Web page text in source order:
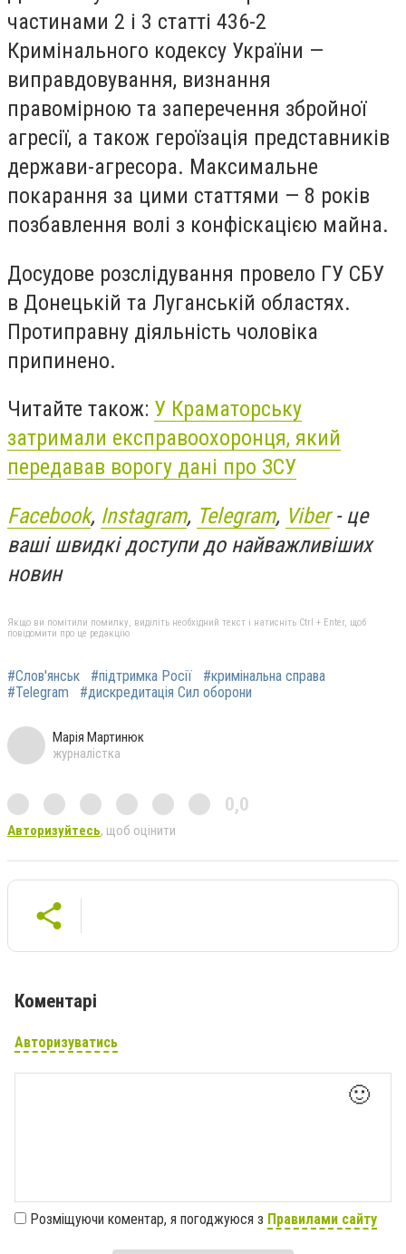
частинами 2 і 3 статті 436-2
Кримінального кодексу України —
виправдовування, визнання
правомірною та заперечення збройної
агресії, а також героїзація представників
держави-агресора. Максимальне
покарання за цими статтями — 8 років
позбавлення волі з конфіскацією майна.
Досудове розслідування провело ГУ СБУ
в Донецькій та Луганській областях.
Протиправну діяльність чоловіка
припинено.
Читайте також: У Краматорську
затримали експравоохоронця, який
передавав ворогу дані про ЗСУ
Facebook, Instagram, Telegram, Viber- це
ваші швидкі доступи до найважливіших
новин
Якщо ви помітили помилку, виділіть необхідний текст і натисніть Ctrl + Enter, щоб
повідомити про це редакцію
#Слов'янськ #підтримка Росії
#кримінальна справа
#Telegram
#дискредитація Сил оборони
Марія Мартинюк
журналістка
0,0
Авторизуйтесь, щоб оцінити
Коментарі
Авторизуватись
🙂
Розміщуючи коментар, я погоджуюся з Правилами сайту